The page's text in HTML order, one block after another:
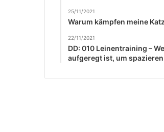
25/11/2021
Warum kämpfen meine
22/11/2021
DD: 010 Leinentraining –
aufgeregt ist, um